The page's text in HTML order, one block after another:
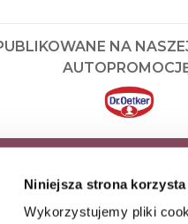
Niniejsza strona
Wykorzystujemy pliki
NA
NEWSLETTERA I
PRODUKTY